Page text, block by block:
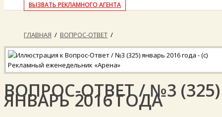
ВЫЗВАТЬ РЕКЛАМНОГО АГЕНТА
ГЛАВНАЯ / ВОПРОС-ОТВЕТ /
ВОПРОС-ОТВЕТ / №3 (325)
ЯНВАРЬ 2016 ГОДА